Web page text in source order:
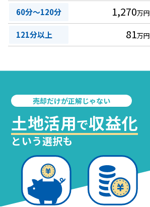
60分～120分 1,270万円
121分以上 81万円
売却だけが正解じゃない
土地活用で収益化
という選択も